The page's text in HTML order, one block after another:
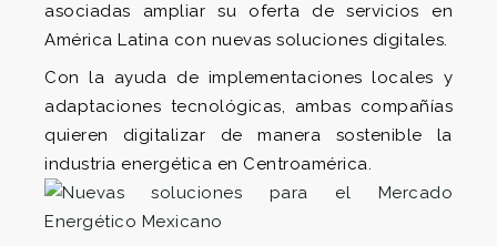
asociadas ampliar su oferta de servicios en
América Latina con nuevas soluciones digitales.
Con la ayuda de implementaciones locales y
adaptaciones tecnológicas, ambas compañías
quieren digitalizar de manera sostenible la
industria energética en Centroamérica.